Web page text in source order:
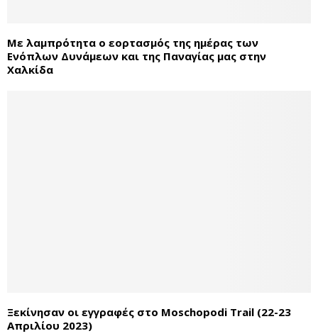
Με λαμπρότητα ο εορτασμός της ημέρας των
Ενόπλων Δυνάμεων και της Παναγίας μας στην
Χαλκίδα
Ξεκίνησαν οι εγγραφές στο Moschopodi Trail (22-23
Απριλίου 2023)